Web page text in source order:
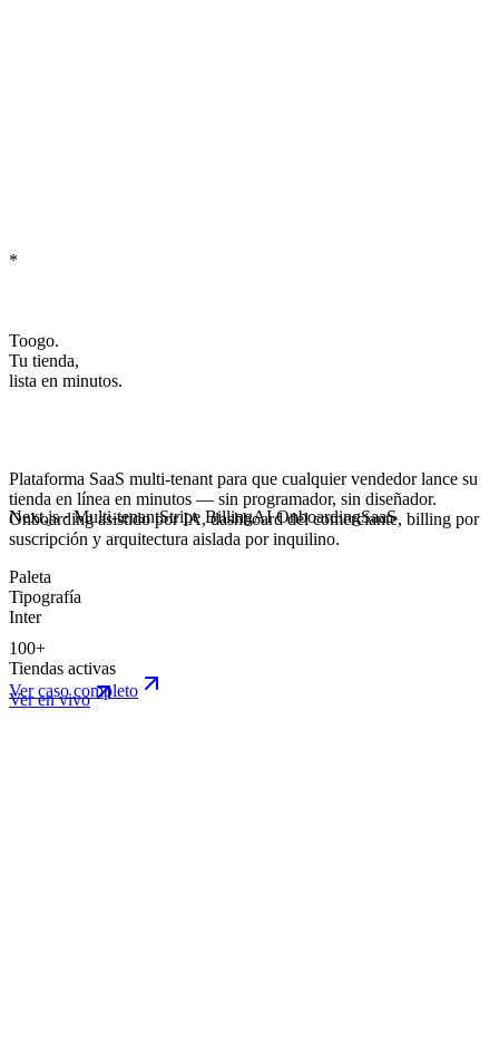
*
Toogo.
Tu tienda,
lista en minutos.
Plataforma SaaS multi-tenant para que cualquier vendedor lance su
tienda en línea en minutos — sin programador, sin diseñador.
Onboarding asistido por IA, dashboard del comerciante, billing por
suscripción y arquitectura aislada por inquilino.
Next.js · Multi-tenantStripe BillingAI OnboardingSaaS
Paleta
Tipografía
Inter
100+
Tiendas activas
Ver en vivo
Ver caso completo